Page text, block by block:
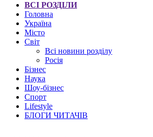
ВСІ РОЗДІЛИ
Головна
Україна
Місто
Світ
Всі новини розділу
Росія
Бізнес
Наука
Шоу-бізнес
Спорт
Lifestyle
БЛОГИ ЧИТАЧІВ